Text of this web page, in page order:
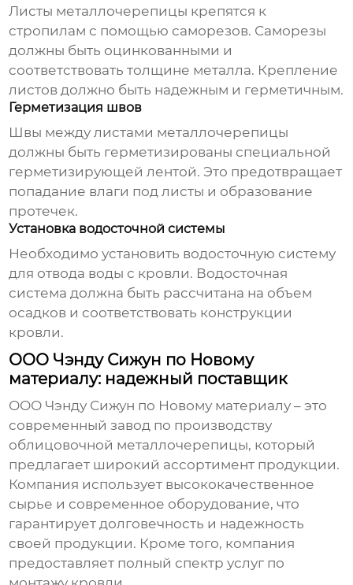
Листы металлочерепицы крепятся к
стропилам с помощью саморезов. Саморезы
должны быть оцинкованными и
соответствовать толщине металла. Крепление
листов должно быть надежным и герметичным.
Герметизация швов
Швы между листами металлочерепицы
должны быть герметизированы специальной
герметизирующей лентой. Это предотвращает
попадание влаги под листы и образование
протечек.
Установка водосточной системы
Необходимо установить водосточную систему
для отвода воды с кровли. Водосточная
система должна быть рассчитана на объем
осадков и соответствовать конструкции
кровли.
ООО Чэнду Сижун по Новому
материалу: надежный поставщик
ООО Чэнду Сижун по Новому материалу – это
современныйзавод по производству
облицовочной металлочерепицы, который
предлагает широкий ассортимент продукции.
Компания использует высококачественное
сырье и современное оборудование, что
гарантирует долговечность и надежность
своей продукции. Кроме того, компания
предоставляет полный спектр услуг по